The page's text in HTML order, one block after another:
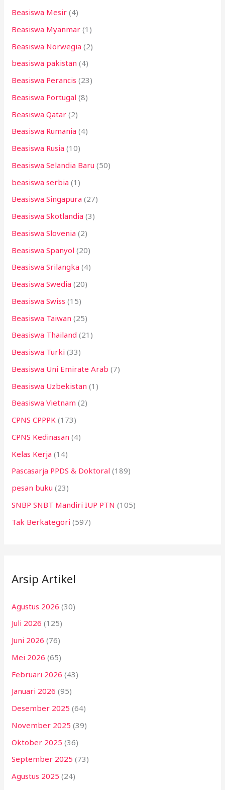
Beasiswa Mesir (4)
Beasiswa Myanmar (1)
Beasiswa Norwegia (2)
beasiswa pakistan (4)
Beasiswa Perancis (23)
Beasiswa Portugal (8)
Beasiswa Qatar (2)
Beasiswa Rumania (4)
Beasiswa Rusia (10)
Beasiswa Selandia Baru (50)
beasiswa serbia (1)
Beasiswa Singapura (27)
Beasiswa Skotlandia (3)
Beasiswa Slovenia (2)
Beasiswa Spanyol (20)
Beasiswa Srilangka (4)
Beasiswa Swedia (20)
Beasiswa Swiss (15)
Beasiswa Taiwan (25)
Beasiswa Thailand (21)
Beasiswa Turki (33)
Beasiswa Uni Emirate Arab (7)
Beasiswa Uzbekistan (1)
Beasiswa Vietnam (2)
CPNS CPPPK (173)
CPNS Kedinasan (4)
Kelas Kerja (14)
Pascasarja PPDS & Doktoral (189)
pesan buku (23)
SNBP SNBT Mandiri IUP PTN (105)
Tak Berkategori (597)
Arsip Artikel
Agustus 2026 (30)
Juli 2026 (125)
Juni 2026 (76)
Mei 2026 (65)
Februari 2026 (43)
Januari 2026 (95)
Desember 2025 (64)
November 2025 (39)
Oktober 2025 (36)
September 2025 (73)
Agustus 2025 (24)